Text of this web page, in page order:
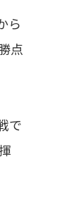
ら
点
で